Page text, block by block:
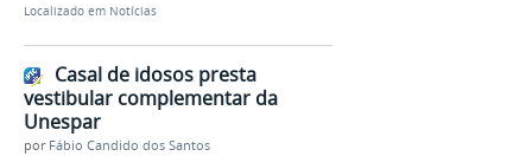
Localizado em Notícias
Casal de idosos presta
vestibular complementar da
Unespar
por Fábio Candido dos Santos